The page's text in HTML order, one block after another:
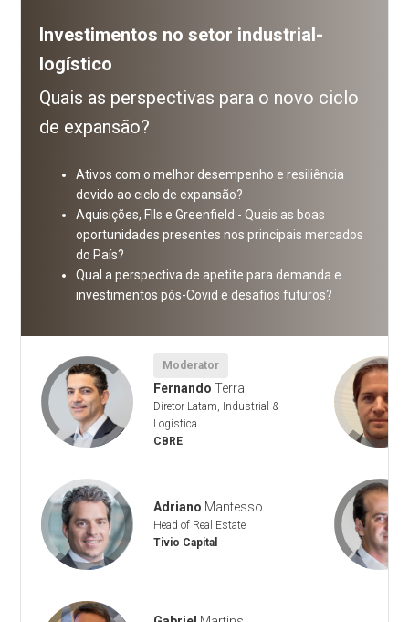
Investimentos no setor industrial-
logístico
Quais as perspectivas para o novo ciclo
de expansão?
Ativos com o melhor desempenho e resiliência
devido ao ciclo de expansão?
Aquisições, FIIs e Greenfield - Quais as boas
oportunidades presentes nos principais mercados
do País?
Qual a perspectiva de apetite para demanda e
investimentos pós-Covid e desafios futuros?
Moderator
Fernando Terra
Diretor Latam, Industrial &
Logística
CBRE
Adriano Mantesso
Head of Real Estate
Tivio Capital